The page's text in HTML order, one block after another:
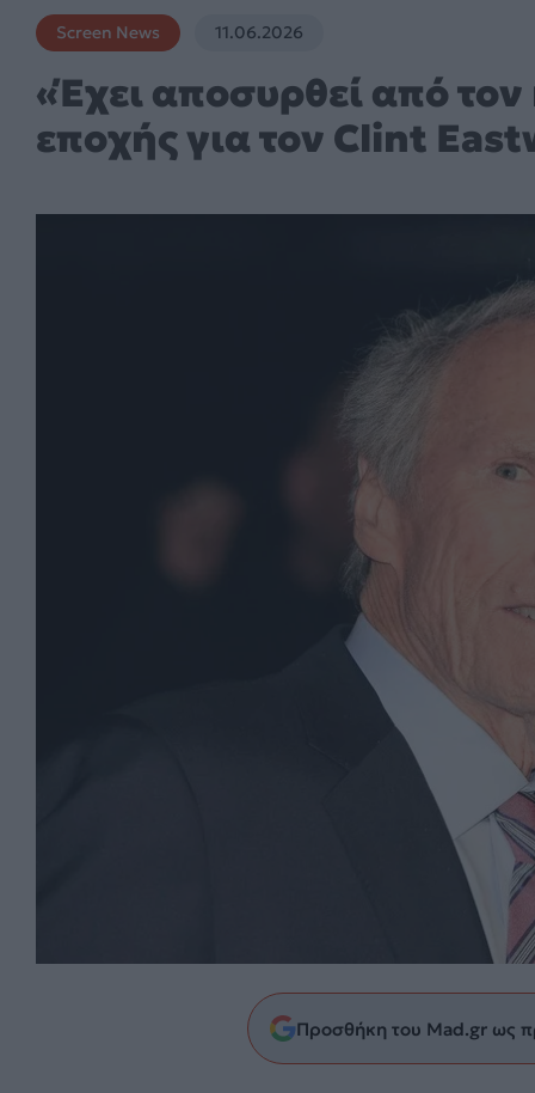
Screen News 11.06.2026
«Έχει αποσυρθεί από
εποχής για τον Clint
Προσθήκη του Mad.gr ως